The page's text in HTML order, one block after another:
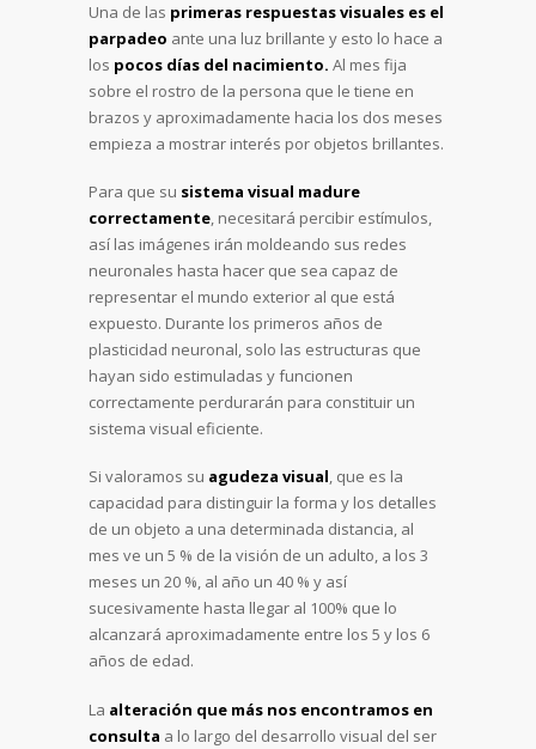
Una de las primeras respuestas visuales es el
parpadeo ante una luz brillante y esto lo hace a
los pocos días del nacimiento. Al mes fija
sobre el rostro de la persona que le tiene en
brazos y aproximadamente hacia los dos meses
empieza a mostrar interés por objetos brillantes.
Para que su sistema visual madure
correctamente, necesitará percibir estímulos,
así las imágenes irán moldeando sus redes
neuronales hasta hacer que sea capaz de
representar el mundo exterior al que está
expuesto. Durante los primeros años de
plasticidad neuronal, solo las estructuras que
hayan sido estimuladas y funcionen
correctamente perdurarán para constituir un
sistema visual eficiente.
Si valoramos su agudeza visual, que es la
capacidad para distinguir la forma y los detalles
de un objeto a una determinada distancia, al
mes ve un 5 % de la visión de un adulto, a los 3
meses un 20 %, al año un 40 % y así
sucesivamente hasta llegar al 100% que lo
alcanzará aproximadamente entre los 5 y los 6
años de edad.
La alteración que más nos encontramos en
consulta a lo largo del desarrollo visual del ser